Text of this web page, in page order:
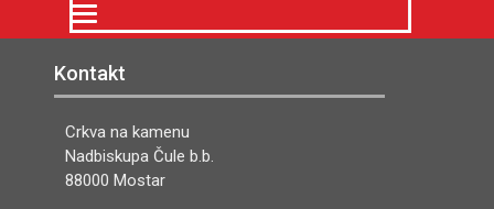
Kontakt
Crkva na kamenu
Nadbiskupa Čule b.b.
88000 Mostar